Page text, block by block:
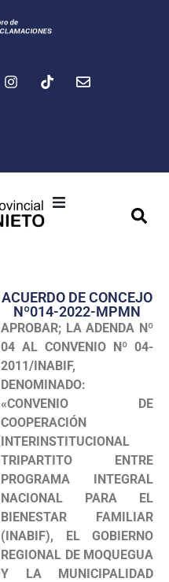
Transparencia
Seguridad
Programas
Intranet
ACUERDO DE CONCEJO
Nº014-2022-MPMN
APROBAR; LA ADENDA Nº
04 AL CONVENIO Nº 04-
2011/INABIF,
DENOMINADO:
«CONVENIO DE
COOPERACIÓN
INTERINSTITUCIONAL
TRIPARTITO ENTRE
PROGRAMA INTEGRAL
NACIONAL PARA EL
BIENESTAR FAMILIAR
(INABIF), EL GOBIERNO
REGIONAL DE MOQUEGUA
Y LA MUNICIPALIDAD